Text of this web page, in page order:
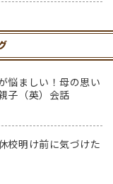
悩ましい！母の思い
子（英）会話
校明け前に気づけた